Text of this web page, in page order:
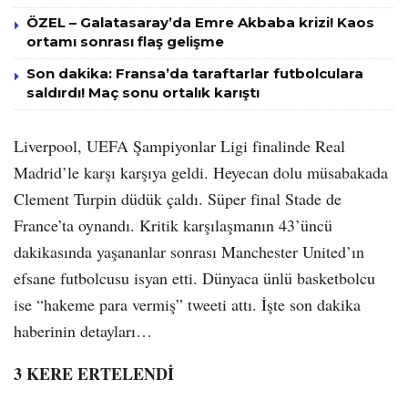
ÖZEL – Galatasaray’da Emre Akbaba krizi! Kaos
ortamı sonrası flaş gelişme
Son dakika: Fransa’da taraftarlar futbolculara
saldırdı! Maç sonu ortalık karıştı
Liverpool, UEFA Şampiyonlar Ligi finalinde Real
Madrid’le karşı karşıya geldi. Heyecan dolu müsabakada
Clement Turpin düdük çaldı. Süper final Stade de
France’ta oynandı. Kritik karşılaşmanın 43’üncü
dakikasında yaşananlar sonrası Manchester United’ın
efsane futbolcusu isyan etti. Dünyaca ünlü basketbolcu
ise “hakeme para vermiş” tweeti attı. İşte son dakika
haberinin detayları…
3 KERE ERTELENDİ